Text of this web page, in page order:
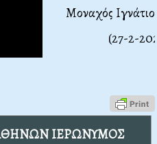
Μοναχός
(27-2-
ΙΕΡΩΝΥΜΟΣ